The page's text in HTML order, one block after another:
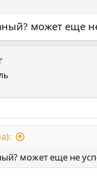
может еще
может еще не